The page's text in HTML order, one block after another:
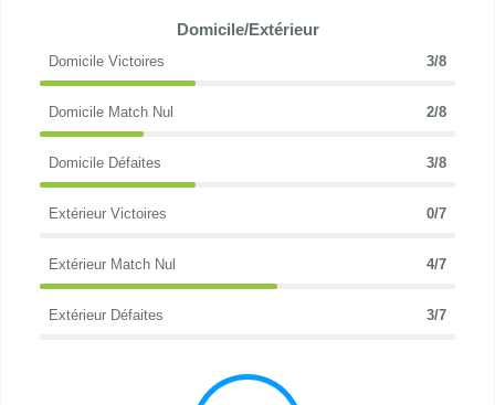
Domicile/Extérieur
Domicile Victoires 3/8
Domicile Match Nul 2/8
Domicile Défaites 3/8
Extérieur Victoires 0/7
Extérieur Match Nul 4/7
Extérieur Défaites 3/7